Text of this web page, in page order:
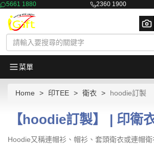
5661 1880 2360 1900
菜單
Home 印TEE 衛衣 hoodie訂製
【hoodie訂製】 | 印衛
Hoodie又稱連帽衫、帽衫、套頭衛衣或連帽